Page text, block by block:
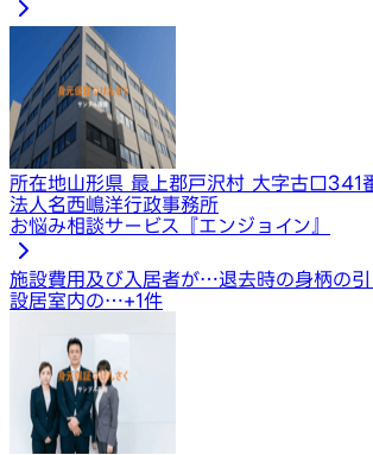
所在地山形県 最上郡戸沢村 大字古口341
法人名西嶋洋行政事務所
お悩み相談サービス『エンジョイン』
施設費用及び入居者が…退去時の身柄の
設居室内の…+1件